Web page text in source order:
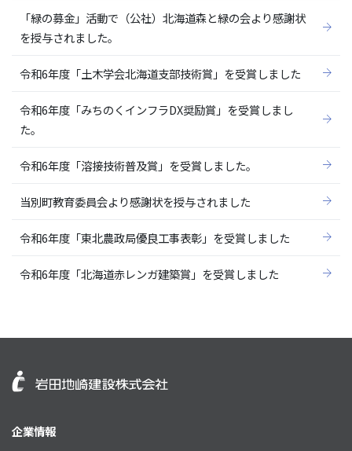
「緑の募金」活動で（公社）北海道森と緑の会より感謝状
を授与されました。
令和6年度「土木学会北海道支部技術賞」を受賞しました
令和6年度「みちのくインフラDX奨励賞」を受賞しまし
た。
令和6年度「溶接技術普及賞」を受賞しました。
当別町教育委員会より感謝状を授与されました
令和6年度「東北農政局優良工事表彰」を受賞しました
令和6年度「北海道赤レンガ建築賞」を受賞しました
企業情報